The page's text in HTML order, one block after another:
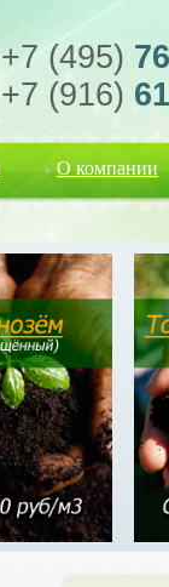
+7 (495)
+7 (916)
О компании